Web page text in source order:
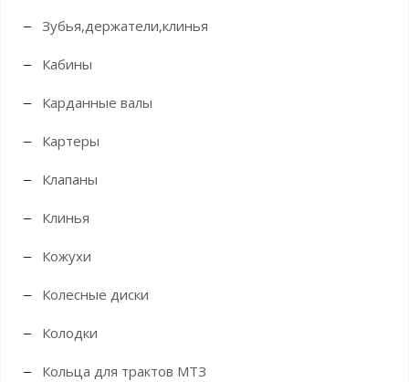
Зубья,держатели,клинья
Кабины
Карданные валы
Картеры
Клапаны
Клинья
Кожухи
Колесные диски
Колодки
Кольца для трактов МТЗ